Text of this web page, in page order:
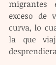
migrantes
exceso de
curva, lo
la que